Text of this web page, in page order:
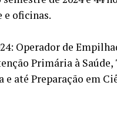
e oficinas.
Operador de
Primária à
e até Preparação em